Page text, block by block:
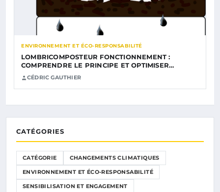
ENVIRONNEMENT ET ÉCO-RESPONSABILITÉ
LOMBRICOMPOSTEUR FONCTIONNEMENT :
COMPRENDRE LE PRINCIPE ET OPTIMISER…
CÉDRIC GAUTHIER
CATÉGORIES
CATÉGORIE CHANGEMENTS CLIMATIQUES
ENVIRONNEMENT ET ÉCO-RESPONSABILITÉ
SENSIBILISATION ET ENGAGEMENT